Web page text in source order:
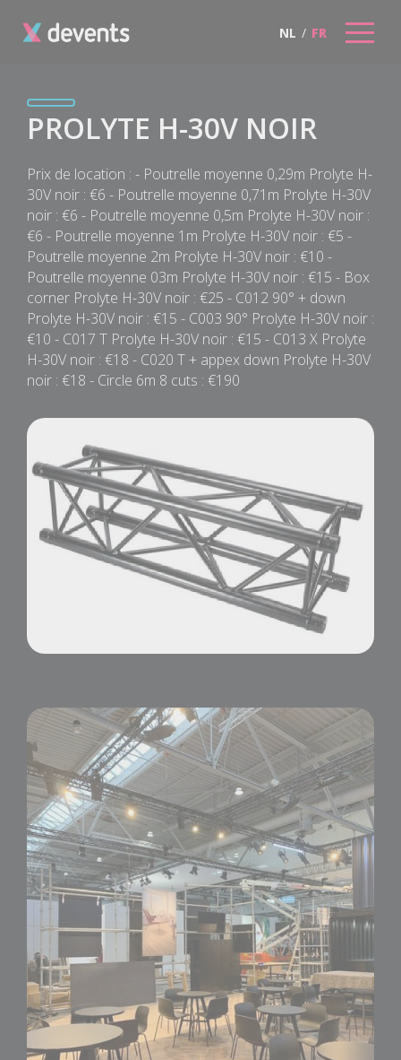
NL / FR
PROLYTE H-30V NOIR
Prix de location : - Poutrelle moyenne 0,29m Prolyte H-
30V noir : €6 - Poutrelle moyenne 0,71m Prolyte H-30V
noir : €6 - Poutrelle moyenne 0,5m Prolyte H-30V noir :
€6 - Poutrelle moyenne 1m Prolyte H-30V noir : €5 -
Poutrelle moyenne 2m Prolyte H-30V noir : €10 -
Poutrelle moyenne 03m Prolyte H-30V noir : €15 - Box
corner Prolyte H-30V noir : €25 - C012 90° + down
Prolyte H-30V noir : €15 - C003 90° Prolyte H-30V noir :
€10 - C017 T Prolyte H-30V noir : €15 - C013 X Prolyte
H-30V noir : €18 - C020 T + appex down Prolyte H-30V
noir : €18 - Circle 6m 8 cuts : €190